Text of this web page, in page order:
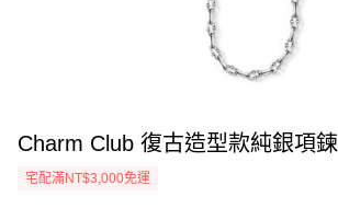
Charm Club 復古造型款純銀項鍊
宅配滿NT$3,000免運